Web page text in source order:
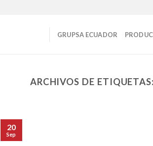
GRUPSA ECUADOR
ARCHIVOS DE ETIQUETAS:
20
Sep